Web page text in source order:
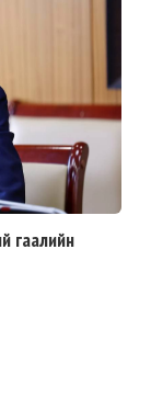
гаалийн